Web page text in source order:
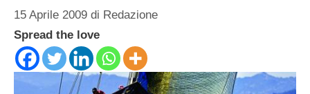
15 Aprile 2009 di Redazione
Spread the love